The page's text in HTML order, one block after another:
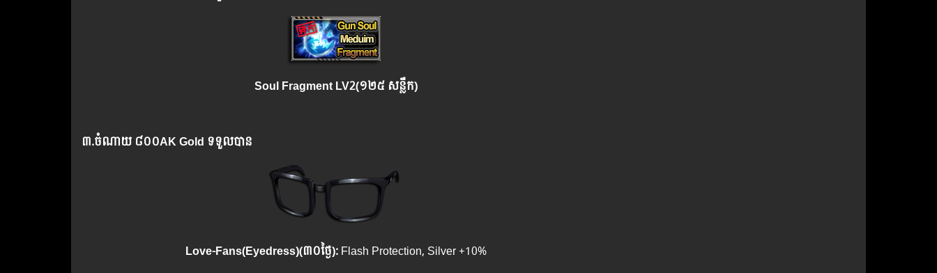
Soul Fragment LV2(១២៥ សន្លឹក)
៣.ចំណាយ៨០០AK Gold ទទួលបាន
Love-Fans(Eyedress)(៣០ថ្ងៃ):Flash Protection, Silver +10%